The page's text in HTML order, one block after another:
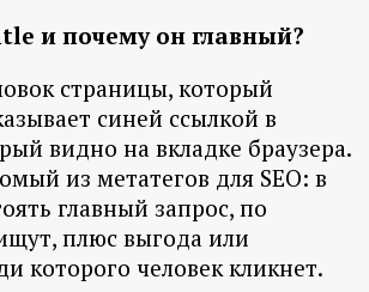
и почему он главный?
страницы, который
синей ссылкой в
видно на вкладке браузера.
из метатегов для SEO: в
главный запрос, по
плюс выгода или
которого человек кликнет.